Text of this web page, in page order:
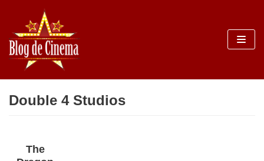
Sari
la
conținut
Double 4 Studios
The